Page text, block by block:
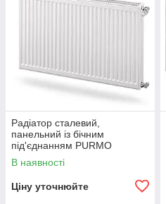
Радіатор сталевий,
панельний із бічним
під'єднанням PURMO
Compact 11
В наявності
Ціну уточнюйте